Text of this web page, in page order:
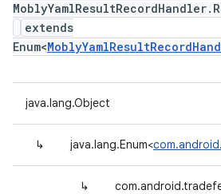
extends
Enum<
java.lang.Object
↳ java.lang.Enum<
↳